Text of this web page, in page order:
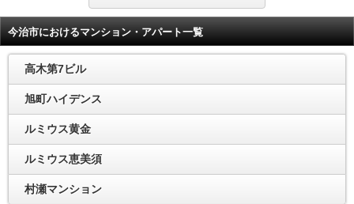
今治市におけるマンション・アパート一覧
高木第7ビル
旭町ハイデンス
ルミウス黄金
ルミウス恵美須
村瀬マンション